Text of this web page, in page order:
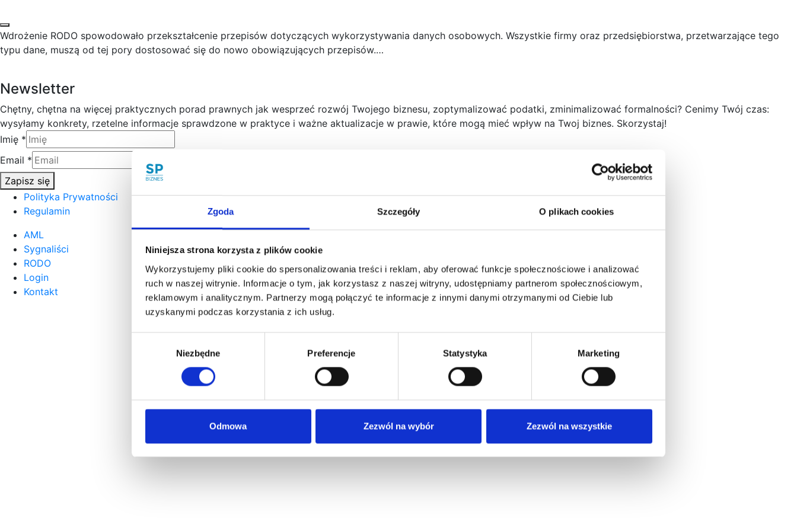
Zgoda Szczegóły O plikach cookies
Niniejsza strona korzysta z plików cookie
Wykorzystujemy pliki cookie do spersonalizowania treści i reklam, aby oferować funkcje społecznościowe i analizować
ruch w naszej witrynie. Informacje o tym, jak korzystasz z naszej witryny, udostępniamy partnerom społecznościowym,
reklamowym i analitycznym. Partnerzy mogą połączyć te informacje z innymi danymi otrzymanymi od Ciebie lub
uzyskanymi podczas korzystania z ich usług.
Niezbędne Preferencje Statystyka Marketing
Odmowa Zezwól na wybór Zezwól na wszystkie
Wdrożenie RODO spowodowało przekształcenie przepisów dotyczących wykorzystywania danych osobowych. Wszystkie firmy oraz przedsiębiorstwa, przetwarzające tego
typu dane, muszą od tej pory dostosować się do nowo obowiązujących przepisów.…
Newsletter
Chętny, chętna na więcej praktycznych porad prawnych jak wesprzeć rozwój Twojego biznesu, zoptymalizować podatki, zminimalizować formalności? Cenimy Twój czas:
wysyłamy konkrety, rzetelne informacje sprawdzone w praktyce i ważne aktualizacje w prawie, które mogą mieć wpływ na Twoj biznes. Skorzystaj!
Imię *
Email *
Zapisz się
Polityka Prywatności
Regulamin
AML
Sygnaliści
RODO
Login
Kontakt